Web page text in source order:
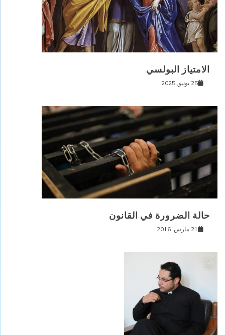
الامتياز البولسي
25 يونيو, 2025
حالة الضرورة في القانون
21 مارس, 2016